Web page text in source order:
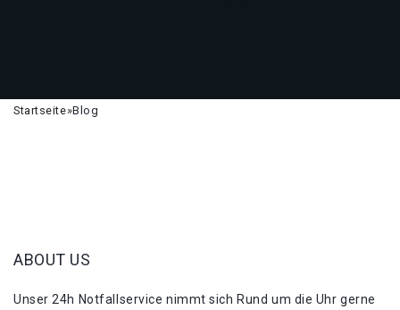
Startseite»Blog
ABOUT US
Unser 24h Notfallservice nimmt sich Rund um die Uhr gerne